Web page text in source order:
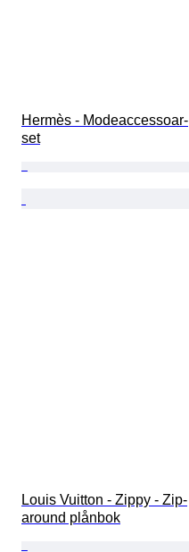
Hermès - Modeaccessoar-
set
Louis Vuitton - Zippy - Zip-
around plånbok